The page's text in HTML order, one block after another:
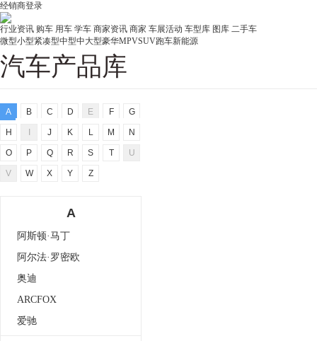
经销商登录
行业资讯 购车 用车 学车 商家资讯 商家 车展活动 车型库 图库 二手车
微型小型紧凑型中型中大型豪华MPVSUV跑车新能源
汽车产品库
A B C D E F G
H J K L M N
O P Q R S T U
V W X Y Z
A
阿斯顿·马丁
阿尔法·罗密欧
奥迪
ARCFOX
爱驰